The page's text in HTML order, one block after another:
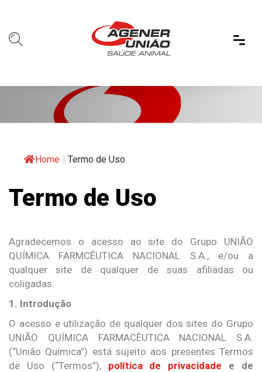
Home | Termo de Uso
Termo de Uso
Agradecemos o acesso ao site do Grupo UNIÃO
QUÍMICA FARMCÊUTICA NACIONAL S.A., e/ou a
qualquer site de qualquer de suas afiliadas ou
coligadas.
1. Introdução
O acesso e utilização de qualquer dos sites do Grupo
UNIÃO QUÍMICA FARMACÊUTICA NACIONAL S.A.
(“União Química”) está sujeito aos presentes Termos
de Uso (“Termos”), política de privacidade e de